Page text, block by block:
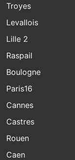
Troyes
Levallois
Lille 2
Raspail
Boulogne
Paris16
Cannes
Castres
Rouen
Caen